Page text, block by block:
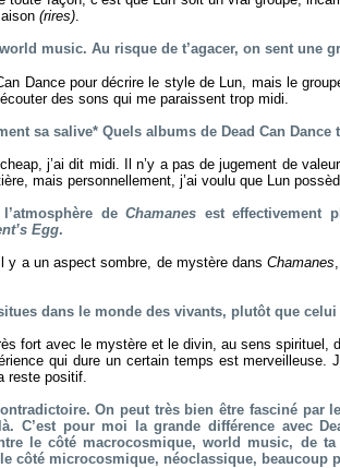
(rires).
music. Au risque de t’agacer, on sent une
Dance pour décrire le style de Lun, mais le
des sons qui me paraissent trop midi.
sa salive* Quels albums de Dead Can Dance
j’ai dit midi. Il n’y a pas de jugement de
mais personnellement, j’ai voulu que Lun
de Chamanes est effectivement
Egg.
y a un aspect sombre, de mystère dansChamanes
dans le monde des vivants, plutôt que celui
fort avec le mystère et le divin, au sens spirituel,
qui dure un certain temps est merveilleuse.
reste positif.
On peut très bien être fasciné par
C’est pour moi la grande différence avec
le côté macrocosmique, world music, de
côté microcosmique, néoclassique, beaucoup